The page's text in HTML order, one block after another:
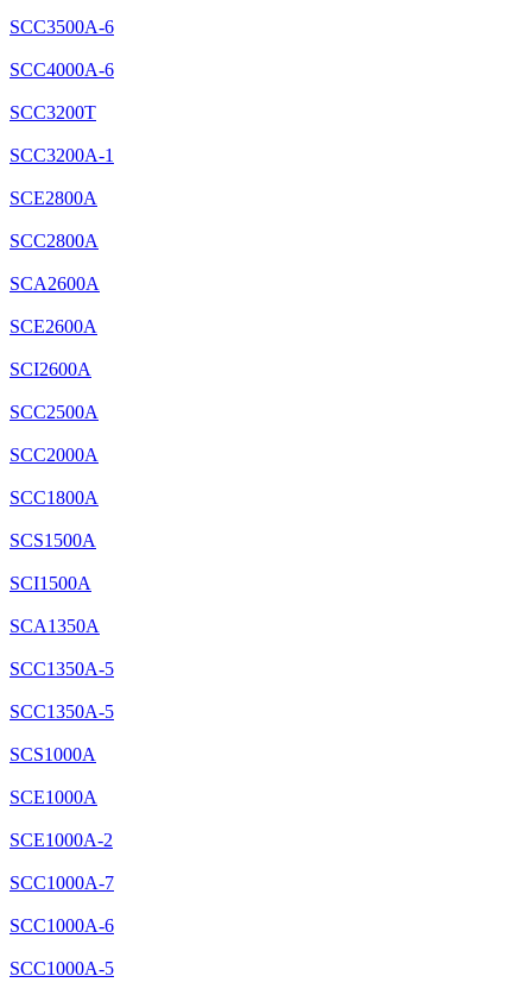
SCC3500A-6
SCC4000A-6
SCC3200T
SCC3200A-1
SCE2800A
SCC2800A
SCA2600A
SCE2600A
SCI2600A
SCC2500A
SCC2000A
SCC1800A
SCS1500A
SCI1500A
SCA1350A
SCC1350A-5
SCC1350A-5
SCS1000A
SCE1000A
SCE1000A-2
SCC1000A-7
SCC1000A-6
SCC1000A-5